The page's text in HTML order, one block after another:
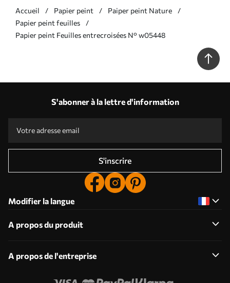
Accueil Papier peint
Paiper peint Nature
Papier peint feuilles
Papier peint Feuilles entrecroisées N° w05448
S'abonner à la lettre d'information
S'inscrire
Modifier la langue
A propos du produit
A propos de l'entreprise